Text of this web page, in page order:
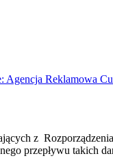
Agencja Reklamowa
z
przepływu takich